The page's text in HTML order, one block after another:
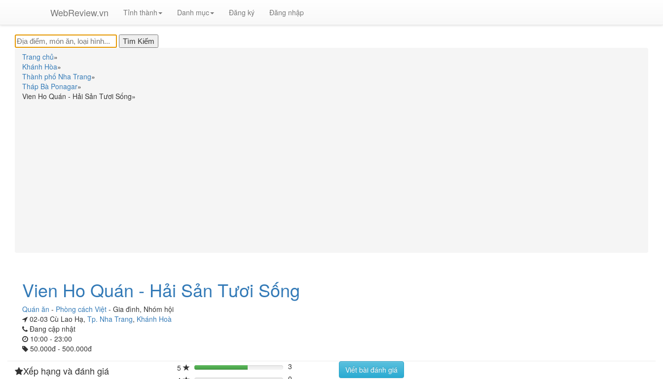
WebReview.vn Tỉnh thành Danh mục Đăng ký Đăng nhập
Trang chủ»
Khánh Hòa»
Thành phố Nha Trang»
Tháp Bà Ponagar»
Vien Ho Quán - Hải Sản Tươi Sống»
Vien Ho Quán - Hải Sản Tươi Sống
Quán ăn - Phòng cách Việt - Gia đình, Nhóm hội
02-03 Cù Lao Hạ, Tp. Nha Trang, Khánh Hoà
Đang cập nhật
10:00 - 23:00
50.000đ - 500.000đ
Xếp hạng và đánh giá 5 60%
3
Viết bài đánh giá